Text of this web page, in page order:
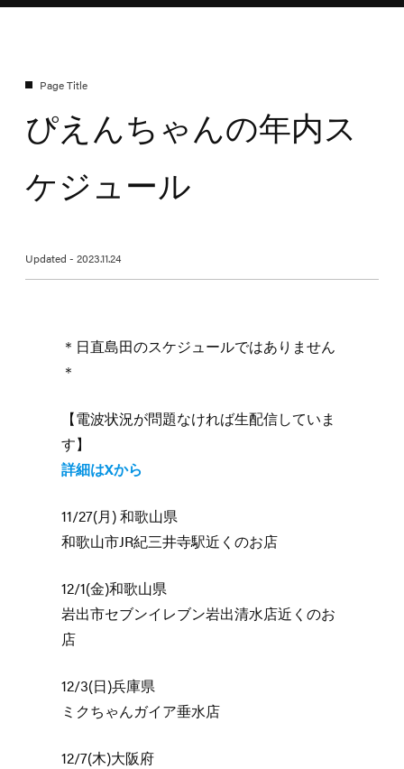
ぴえんちゃんの年内ス
ケジュール
Updated - 2023.11.24
＊日直島田のスケジュールではありません
＊
【電波状況が問題なければ生配信していま
す】
詳細はXから
11/27(月) 和歌山県
和歌山市JR紀三井寺駅近くのお店
12/1(金)和歌山県
岩出市セブンイレブン岩出清水店近くのお
店
12/3(日)兵庫県
ミクちゃんガイア垂水店
12/7(木)大阪府